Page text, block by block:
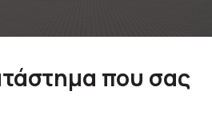
που σας